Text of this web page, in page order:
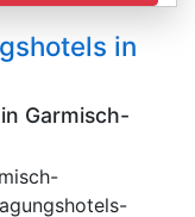
in
Garmisch-